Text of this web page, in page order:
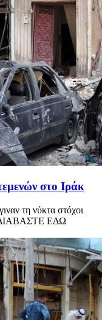
στο Ιράκ
τη νύκτα στόχοι
ΔΙΑΒΑΣΤΕ ΕΔΩ